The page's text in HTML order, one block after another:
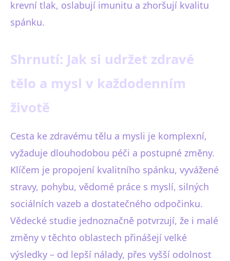
krevní tlak, oslabují imunitu a zhoršují kvalitu
spánku.
Shrnutí: Jak si udržet zdravé
tělo a mysl v každodenním
životě
Cesta ke zdravému tělu a mysli je komplexní,
vyžaduje dlouhodobou péči a postupné změny.
Klíčem je propojení kvalitního spánku, vyvážené
stravy, pohybu, vědomé práce s myslí, silných
sociálních vazeb a dostatečného odpočinku.
Vědecké studie jednoznačně potvrzují, že i malé
změny v těchto oblastech přinášejí velké
výsledky – od lepší nálady, přes vyšší odolnost